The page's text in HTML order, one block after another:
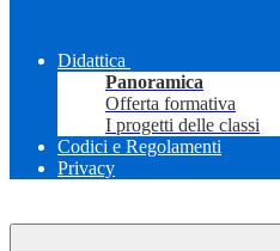
Didattica
Panoramica
Offerta formativa
I progetti delle classi
Codici e Regolamenti
Privacy